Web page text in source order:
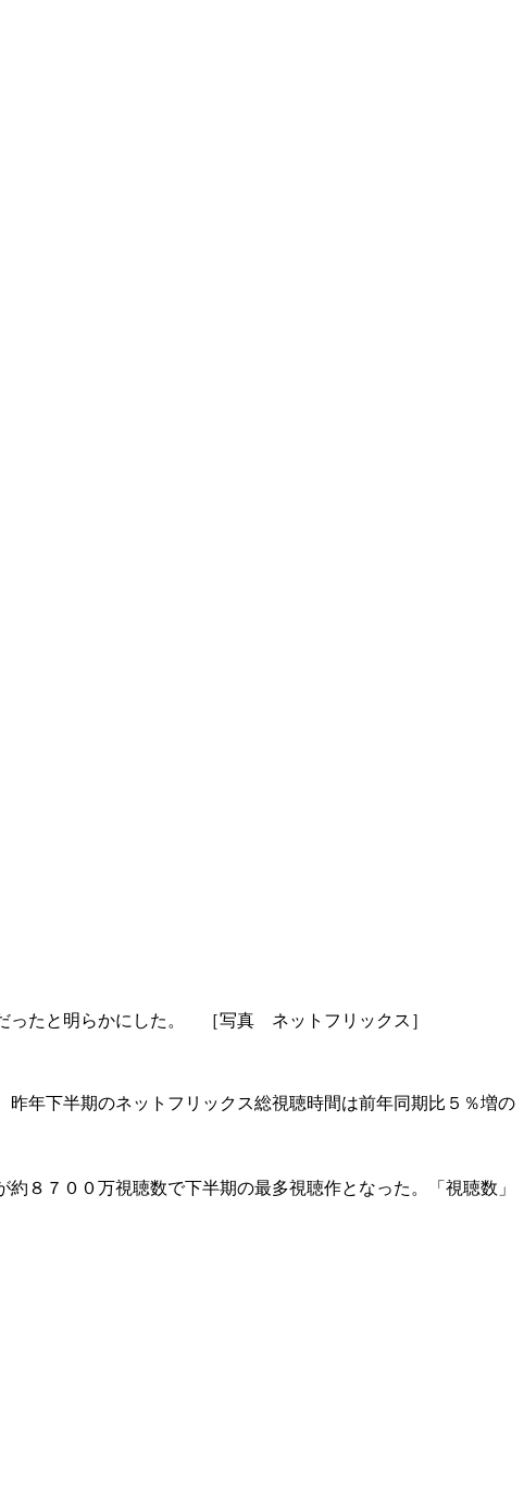
ったと明らかにした。 ［写真 ネットフリックス］
年下半期のネットフリックス総視聴時間は前年同期比５％増の
８７００万視聴数で下半期の最多視聴作となった。「視聴数」